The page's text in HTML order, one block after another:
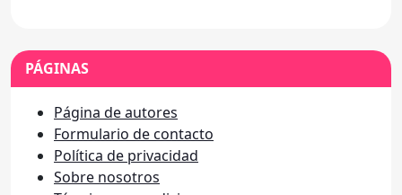
PÁGINAS
Página de autores
Formulario de contacto
Política de privacidad
Sobre nosotros